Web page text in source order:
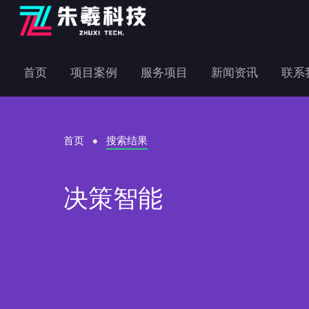
首页 项目案例 服务项目 新闻资讯 联系
首页 搜索结果
决策智能